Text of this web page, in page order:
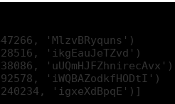
'MlzvBRyquns')
'ikgEauJeTZvd')
'uUQmHJFZhnirecAvx')
'iWQBAZodkfHODtI')
'igxeXdBpqE')]